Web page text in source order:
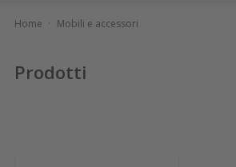
Home · Mobili e accessori
Prodotti